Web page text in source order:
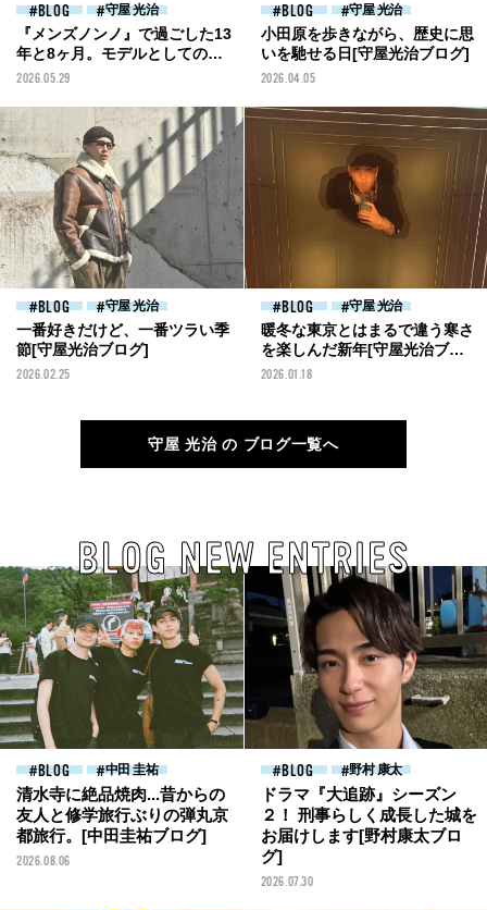
BLOG 守屋 光治
『メンズノンノ』で過ごした13
年と8ヶ月。モデルとしての仕
事の始まり[守屋光治ブログ]
2026.05.29
BLOG 守屋 光治
小田原を歩きながら、歴史に思
いを馳せる日[守屋光治ブログ]
2026.04.05
BLOG 守屋 光治
一番好きだけど、一番ツラい季
節[守屋光治ブログ]
2026.02.25
BLOG 守屋 光治
暖冬な東京とはまるで違う寒さ
を楽しんだ新年[守屋光治ブロ
グ]
2026.01.18
守屋 光治 の ブログ一覧へ
BLOG NEW ENTRIES
BLOG 中田 圭祐
清水寺に絶品焼肉...昔からの
友人と修学旅行ぶりの弾丸京
都旅行。[中田圭祐ブログ]
2026.08.06
BLOG 野村 康太
ドラマ『大追跡』シーズン
２！ 刑事らしく成長した城を
お届けします[野村康太ブロ
グ]
2026.07.30